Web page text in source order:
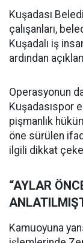
Kuşadası
çalışanları,
Kuşadalı iş
ardından
Operasyonun
Kuşadasıspor
pişmanlık
öne sürülen
ilgili dikkat
“AYLAR
Kamuoyuna